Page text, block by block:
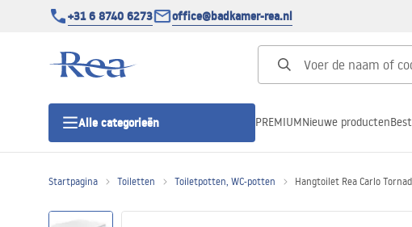
+31 6 8740 6273 office@badkamer-rea.nl
Alle categorieën PREMIUMNieuwe producten
Startpagina Toiletten Toiletpotten, WC-potten Hangtoilet Rea Carlo